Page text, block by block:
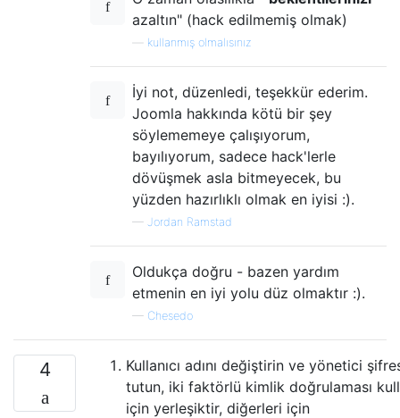
azaltın" (hack edilmemiş olmak)
kullanmış olmalısınız
İyi not, düzenledi, teşekkür ederim.
Joomla hakkında kötü bir şey
söylememeye çalışıyorum,
bayılıyorum, sadece hack'lerle
dövüşmek asla bitmeyecek, bu
yüzden hazırlıklı olmak en iyisi :).
— Jordan Ramstad
Oldukça doğru - bazen yardım
etmenin en iyi yolu düz olmaktır :).
— Chesedo
4
Kullanıcı adını değiştirin ve yönetici
tutun, iki faktörlü kimlik doğrulaması
için yerleşiktir, diğerleri için